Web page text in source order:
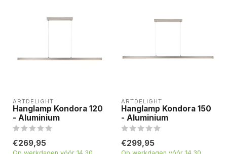
ARTDELIGHT
Hanglamp Kondora 120
- Aluminium
€269,95
ARTDELIGHT
Hanglamp Kondora 150
- Aluminium
€299,95